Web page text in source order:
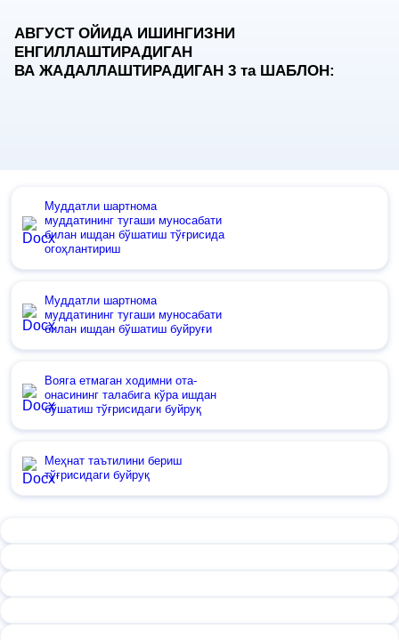
АВГУСТ ОЙИДА ИШИНГИЗНИ
ЕНГИЛЛАШТИРАДИГАН
ВА ЖАДАЛЛАШТИРАДИГАН 3 таШАБЛОН:
Муддатли шартнома
муддатининг тугаши муносабати
билан ишдан бўшатиш тўғрисида
огоҳлантириш
Муддатли шартнома
муддатининг тугаши муносабати
билан ишдан бўшатиш буйруғи
Вояга етмаган ходимни ота-
онасининг талабига кўра ишдан
бўшатиш тўғрисидаги буйруқ
Меҳнат таътилини бериш
тўғрисидаги буйруқ